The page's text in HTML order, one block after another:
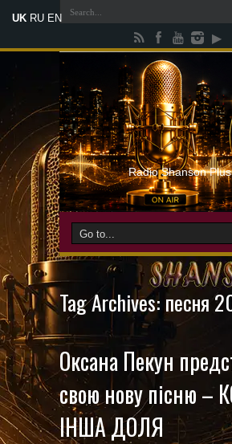
Radio Shanson Plus
Tag Archives:песня
Оксана Пекун
свою нову пісню –
ІНША ДОЛЯ
UK RU EN